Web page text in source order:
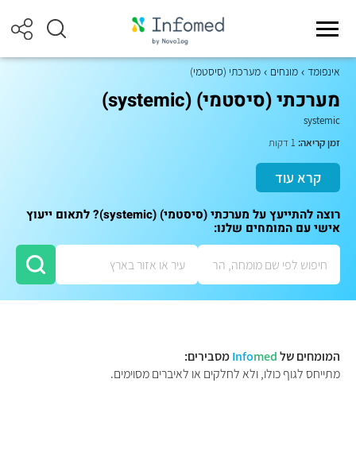
אינפומד מונחים מערכתי (סיסטמי)
מערכתי (סיסטמי) (systemic)
systemic
זמן קריאה:
קרא עוד
רוצה להתייעץ על מערכתי (סיסטמי) (systemic)? לתאום ייעוץ
אישי עם המומחים שלנו:
המומחים של Infomed
מסבירים:
מתייחס לגוף כולו, ולא לחלקים או לאיברים מסוימים.